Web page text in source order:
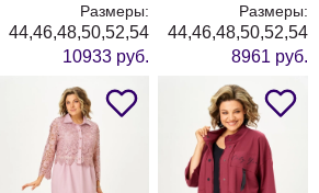
Размеры:
44,46,48,50,52,54
10933 руб.
Размеры:
44,46,48,50,52,54
8961 руб.